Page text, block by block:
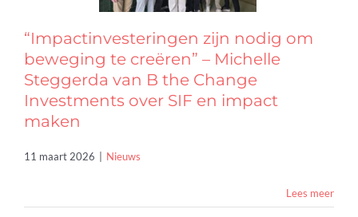
impact
Nieuws
“Impactinvesteringen zijn nodig om
beweging te creëren” – Michelle
Steggerda van B the Change
Investments over SIF en impact
maken
11 maart 2026 Nieuws
Lees meer